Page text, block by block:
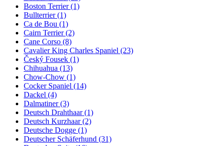
Boston Terrier(1)
Bullterrier(1)
Ca de Bou (1)
Cairn Terrier(2)
Cane Corso (8)
Cavalier King Charles Spaniel (23)
Český Fousek (1)
Chihuahua (13)
Chow-Chow (1)
Cocker Spaniel (14)
Dackel (4)
Dalmatiner(3)
Deutsch Drahthaar(1)
Deutsch Kurzhaar(2)
Deutsche Dogge (1)
Deutscher Schäferhund (31)